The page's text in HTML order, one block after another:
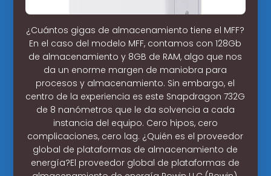
¿Cuántos gigas de almacenamiento tiene el MFF?
En el caso del modelo MFF, contamos con 128Gb
de almacenamiento y 8GB de RAM, algo que nos
da un enorme margen de maniobra para
procesos y almacenamiento. Sin embargo, el
centro de la experiencia es este Snapdragon 732G
de 8 nanómetros que le da solvencia a cada
instancia del equipo. Cero hipos, cero
complicaciones, cero lag. ¿Quién es el proveedor
global de plataformas de almacenamiento de
energía?El proveedor global de plataformas de